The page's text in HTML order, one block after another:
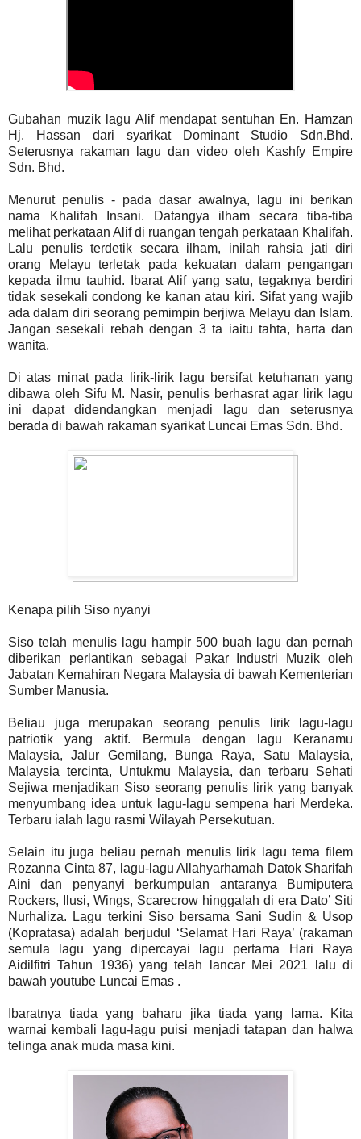
Gubahan muzik lagu Alif mendapat sentuhan En. Hamzan
Hj. Hassan dari syarikat Dominant Studio Sdn.Bhd.
Seterusnya rakaman lagu dan video oleh Kashfy Empire
Sdn. Bhd.
Menurut penulis - pada dasar awalnya, lagu ini berikan
nama Khalifah Insani. Datangya ilham secara tiba-tiba
melihat perkataan Alif di ruangan tengah perkataan Khalifah.
Lalu penulis terdetik secara ilham, inilah rahsia jati diri
orang Melayu terletak pada kekuatan dalam pengangan
kepada ilmu tauhid. Ibarat Alif yang satu, tegaknya berdiri
tidak sesekali condong ke kanan atau kiri. Sifat yang wajib
ada dalam diri seorang pemimpin berjiwa Melayu dan Islam.
Jangan sesekali rebah dengan 3 ta iaitu tahta, harta dan
wanita.
Di atas minat pada lirik-lirik lagu bersifat ketuhanan yang
dibawa oleh Sifu M. Nasir, penulis berhasrat agar lirik lagu
ini dapat didendangkan menjadi lagu dan seterusnya
berada di bawah rakaman syarikat Luncai Emas Sdn. Bhd.
Kenapa pilih Siso nyanyi
Siso telah menulis lagu hampir 500 buah lagu dan pernah
diberikan perlantikan sebagai Pakar Industri Muzik oleh
Jabatan Kemahiran Negara Malaysia di bawah Kementerian
Sumber Manusia.
Beliau juga merupakan seorang penulis lirik lagu-lagu
patriotik yang aktif. Bermula dengan lagu Keranamu
Malaysia, Jalur Gemilang, Bunga Raya, Satu Malaysia,
Malaysia tercinta, Untukmu Malaysia, dan terbaru Sehati
Sejiwa menjadikan Siso seorang penulis lirik yang banyak
menyumbang idea untuk lagu-lagu sempena hari Merdeka.
Terbaru ialah lagu rasmi Wilayah Persekutuan.
Selain itu juga beliau pernah menulis lirik lagu tema filem
Rozanna Cinta 87, lagu-lagu Allahyarhamah Datok Sharifah
Aini dan penyanyi berkumpulan antaranya Bumiputera
Rockers, Ilusi, Wings, Scarecrow hinggalah di era Dato’ Siti
Nurhaliza. Lagu terkini Siso bersama Sani Sudin & Usop
(Kopratasa) adalah berjudul ‘Selamat Hari Raya’ (rakaman
semula lagu yang dipercayai lagu pertama Hari Raya
Aidilfitri Tahun 1936) yang telah lancar Mei 2021 lalu di
bawah youtube Luncai Emas .
Ibaratnya tiada yang baharu jika tiada yang lama. Kita
warnai kembali lagu-lagu puisi menjadi tatapan dan halwa
telinga anak muda masa kini.